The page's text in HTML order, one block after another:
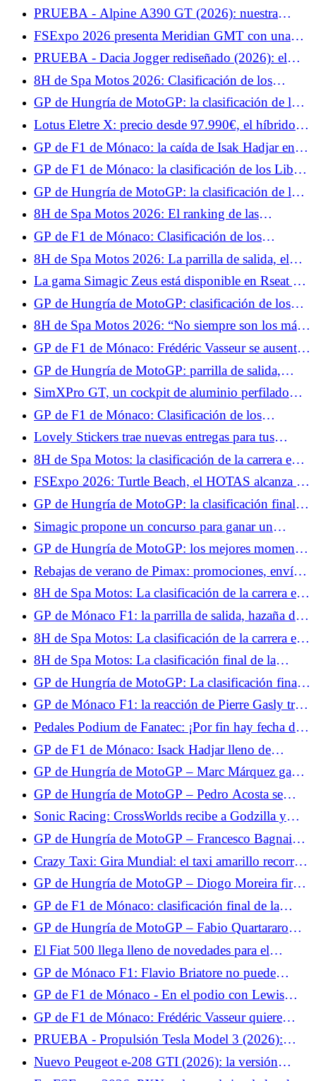
llega en unos días.
PRUEBA - Alpine A390 GT (2026): nuestra
opinión sobre... Prueba del miércoles 3 de junio de
2026
FSExpo 2026 presenta Meridian GMT con una
visión distinta del FlightSim.
PRUEBA - Dacia Jogger rediseñado (2026): el
híbrido... Prueba jueves 4 de junio de 2026
8H de Spa Motos 2026: Clasificación de los
entrenamientos libres, el YART parte con el viento
a favor
GP de Hungría de MotoGP: la clasificación de los
Libres 1, Quartararo a las puertas del Top 10,
Márquez empieza bien
Lotus Eletre X: precio desde 97.990€, el híbrido
enchufable más barato que el eléctrico
GP de F1 de Mónaco: la caída de Isak Hadjar en
vídeo, rompió su suspensión
GP de F1 de Mónaco: la clasificación de los Libres
1, Leclerc y Hamilton dominan la competición,
Hadjar en el muro
GP de Hungría de MotoGP: la clasificación de los
test, decepción para Fabio Quartararo, se pierde la
Q2 por un pelo
8H de Spa Motos 2026: El ranking de las
Calificaciones 1, el BMW n°27 en la pole
provisional en casa
GP de F1 de Mónaco: Clasificación de los
entrenamientos libres 2, Lewis Hamilton confirma,
Isack Hadjar recupera su nivel
8H de Spa Motos 2026: La parrilla de salida, el
BMW nº37 en la pole en casa
La gama Simagic Zeus está disponible en Rseat y
The French Simracer con nuestro código
promocional.
GP de Hungría de MotoGP: clasificación de los
entrenamientos libres 2, Fabio Quartararo en
dificultades antes de la clasificación
8H de Spa Motos 2026: “No siempre son los más
rápidos los que ganan en Resistencia”, el análisis
de Xavier Siméon, campeón del EWC 2021
GP de F1 de Mónaco: Frédéric Vasseur se ausentó
con Ferrari el sábado por motivos médicos
GP de Hungría de MotoGP: parrilla de salida,
Fabio Quartararo sólo 15º, Marc Márquez consigue
la pole
SimXPro GT, un cockpit de aluminio perfilado
que busca ser accesible
GP de F1 de Mónaco: Clasificación de los
entrenamientos libres 3, Kimi Antonelli toma el
control, Isack Hadjar en el Top 10
Lovely Stickers trae nuevas entregas para tus
volantes y tus setups.
8H de Spa Motos: la clasificación de la carrera en
H+2, el BMW nº37 conserva el liderato
FSExpo 2026: Turtle Beach, el HOTAS alcanza la
madurez.
GP de Hungría de MotoGP: la clasificación final
de la carrera al sprint, Marc Márquez imperial,
Fabio Quartararo no pudo hacer nada
Simagic propone un concurso para ganar un
volante ZEUS Sport y un MagicDash.
GP de Hungría de MotoGP: los mejores momentos
de la carrera al sprint en vídeo
Rebajas de verano de Pimax: promociones, envío
gratis y casco de realidad virtual de regalo.
8H de Spa Motos: La clasificación de la carrera en
H+4, la lluvia cae sobre Spa-Francorchamps
GP de Mónaco F1: la parrilla de salida, hazaña de
Max Verstappen, Lewis Hamilton al acecho
8H de Spa Motos: La clasificación de la carrera en
H+6, el BMW nº37 no se rinde, el Honda nº5
abandona
8H de Spa Motos: La clasificación final de la
carrera, triunfo en casa para el BMW nº37
GP de Hungría de MotoGP: La clasificación final
del Warm Up, Aldeguer el más rápido por delante
de Márquez quinto y Quartararo undécimo
GP de Mónaco F1: la reacción de Pierre Gasly tras
su noveno puesto en la Q3
Pedales Podium de Fanatec: ¡Por fin hay fecha de
lanzamiento!
GP de F1 de Mónaco: Isack Hadjar lleno de
esperanza tras su 5º puesto en la clasificación
GP de Hungría de MotoGP – Marc Márquez gana
brillantemente: “Es una victoria que me cuesta
cara”
GP de Hungría de MotoGP – Pedro Acosta se
queda a las puertas de la victoria: “Fue una gran
pelea”
Sonic Racing: CrossWorlds recibe a Godzilla y
Evangelion.
GP de Hungría de MotoGP – Francesco Bagnaia
evita el caos para terminar en el podio: “Tuve
mucha suerte”
Crazy Taxi: Gira Mundial: el taxi amarillo recorrerá
el mundo en 2027.
GP de Hungría de MotoGP – Diogo Moreira firma
su mejor resultado: “No tomé la decisión correcta
con el neumático trasero”
GP de F1 de Mónaco: clasificación final de la
carrera, retirada de Max Verstappen, Isack Hadjar
ocupa el 3er puesto
GP de Hungría de MotoGP – Fabio Quartararo
abandona: “No podía conducir”
El Fiat 500 llega lleno de novedades para el
verano: serie especial Dolcevita y versión
microhíbrida 3+1
GP de Mónaco F1: Flavio Briatore no puede
digerir las penalizaciones de Pierre Gasly
GP de F1 de Mónaco - En el podio con Lewis
Hamilton, Isack Hadjar sigue viviendo su sueño de
infancia: "No pensé que fuera posible"
GP de F1 de Mónaco: Frédéric Vasseur quiere
encontrar rápidamente soluciones para Charles
Leclerc
PRUEBA - Propulsión Tesla Model 3 (2026):
nuestra opinión sobre el... Al igual que el Tesla
Model Y, el Model 3 da la bienvenida a una nueva
Nuevo Peugeot e-208 GTI (2026): la versión
definitiva presentada el 12 de junio en Le Mans